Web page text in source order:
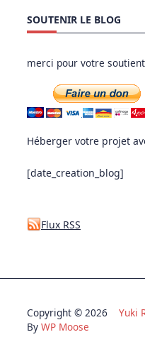
SOUTENIR LE BLOG
merci pour votre
Héberger votre projet
[date_creation_blog]
Flux RSS
Copyright © 2026 Yuki
By WP Moose